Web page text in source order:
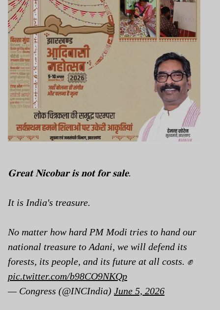
𝐆𝐫𝐞𝐚𝐭 𝐍𝐢𝐜𝐨𝐛𝐚𝐫 𝐢𝐬 𝐧𝐨𝐭 𝐟𝐨𝐫 𝐬𝐚𝐥𝐞.
It is India's treasure.
No matter how hard PM Modi tries to hand our
national treasure to Adani, we will defend its
forests, its people, and its future at all costs. ✊
pic.twitter.com/b98CO9NKQp
— Congress (@INCIndia) June 5, 2026